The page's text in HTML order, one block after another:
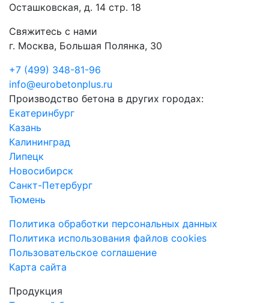
Осташковская, д. 14 стр. 18
Свяжитесь с нами
г. Москва, Большая Полянка, 30
+7 (499) 348-81-96
info@eurobetonplus.ru
Производство бетона в других городах:
Екатеринбург
Казань
Калининград
Липецк
Новосибирск
Санкт-Петербург
Тюмень
Политика обработки персональных данных
Политика использования файлов cookies
Пользовательское соглашение
Карта сайта
Продукция